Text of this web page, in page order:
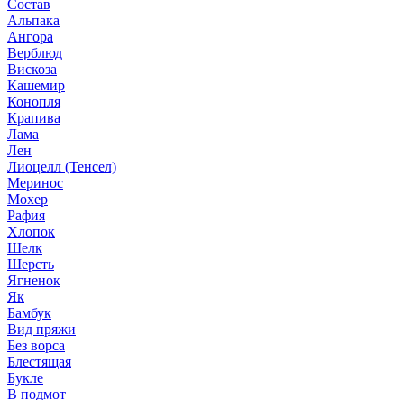
Состав
Альпака
Ангора
Верблюд
Вискоза
Кашемир
Конопля
Крапива
Лама
Лен
Лиоцелл (Тенсел)
Меринос
Мохер
Рафия
Хлопок
Шелк
Шерсть
Ягненок
Як
Бамбук
Вид пряжи
Без ворса
Блестящая
Букле
В подмот